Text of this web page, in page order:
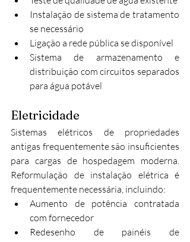
Instalação de sistema de tratamento
se necessário
Ligação a rede pública se disponível
Sistema de armazenamento e
distribuição com circuitos separados
para água potável
Eletricidade
Sistemas elétricos de propriedades
antigas frequentemente são insuficientes
para cargas de hospedagem moderna.
Reformulação de instalação elétrica é
frequentemente necessária, incluindo:
Aumento de potência contratada
com fornecedor
Redesenho de painéis de